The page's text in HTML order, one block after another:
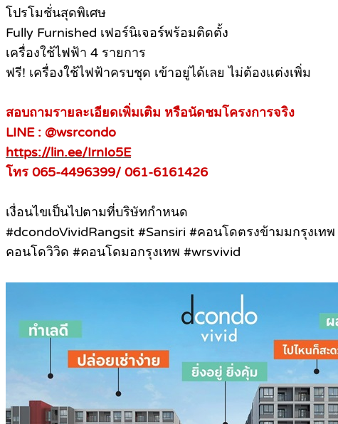
โปรโมชั่นสุดพิเศษ
Fully Furnished เฟอร์นิเจอร์พร้อมติดตั้ง
เครื่องใช้ไฟฟ้า 4 รายการ
ฟรี! เครื่องใช้ไฟฟ้าครบชุด เข้าอยู่ได้เลย ไม่ต้องแต่งเพิ่ม
สอบถามรายละเอียดเพิ่มเติม หรือนัดชมโครงการจริง
LINE : @wsrcondo
https://lin.ee/IrnIo5E
โทร 065-4496399/ 061-6161426
เงื่อนไขเป็นไปตามที่บริษัทกำหนด
#dcondoVividRangsit #Sansiri #คอนโดตรงข้ามมกรุงเ
คอนโดวิวิด #คอนโดมอกรุงเทพ #wrsvivid